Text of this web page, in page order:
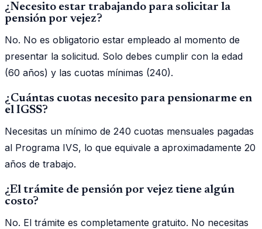
¿Necesito estar trabajando para solicitar la
pensión por vejez?
No. No es obligatorio estar empleado al momento de
presentar la solicitud. Solo debes cumplir con la edad
(60 años) y las cuotas mínimas (240).
¿Cuántas cuotas necesito para pensionarme en
el IGSS?
Necesitas un mínimo de 240 cuotas mensuales pagadas
al Programa IVS, lo que equivale a aproximadamente 20
años de trabajo.
¿El trámite de pensión por vejez tiene algún
costo?
No. El trámite es completamente gratuito. No necesitas